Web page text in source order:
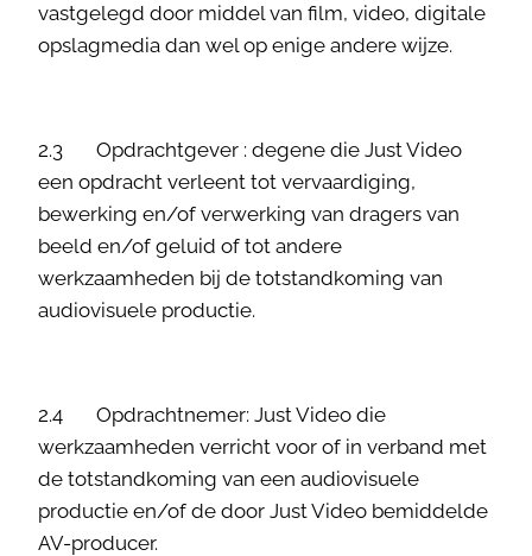
vastgelegd door middel van film, video, digitale
opslagmedia dan wel op enige andere wijze.
2.3 Opdrachtgever : degene die Just Video
een opdracht verleent tot vervaardiging,
bewerking en/of verwerking van dragers van
beeld en/of geluid of tot andere
werkzaamheden bij de totstandkoming van
audiovisuele productie.
2.4 Opdrachtnemer: Just Video die
werkzaamheden verricht voor of in verband met
de totstandkoming van een audiovisuele
productie en/of de door Just Video bemiddelde
AV-producer.